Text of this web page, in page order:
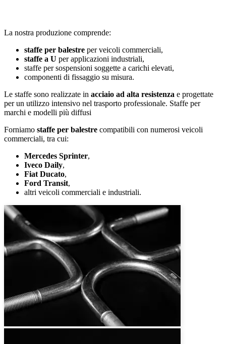
La nostra produzione comprende:
staffe per balestre per veicoli commerciali,
staffe a U per applicazioni industriali,
staffe per sospensioni soggette a carichi elevati,
componenti di fissaggio su misura.
Le staffe sono realizzate in acciaio ad alta resistenza e progettate
per un utilizzo intensivo nel trasporto professionale. Staffe per
marchi e modelli più diffusi
Forniamo staffe per balestre compatibili con numerosi veicoli
commerciali, tra cui:
Mercedes Sprinter,
Iveco Daily,
Fiat Ducato,
Ford Transit,
altri veicoli commerciali e industriali.